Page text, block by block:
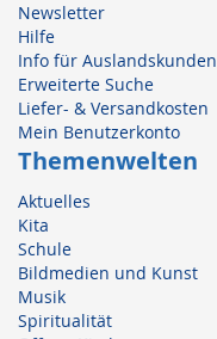
Newsletter
Hilfe
Info für Auslandskunden
Erweiterte Suche
Liefer- & Versandkosten
Mein Benutzerkonto
Themenwelten
Aktuelles
Kita
Schule
Bildmedien und Kunst
Musik
Spiritualität